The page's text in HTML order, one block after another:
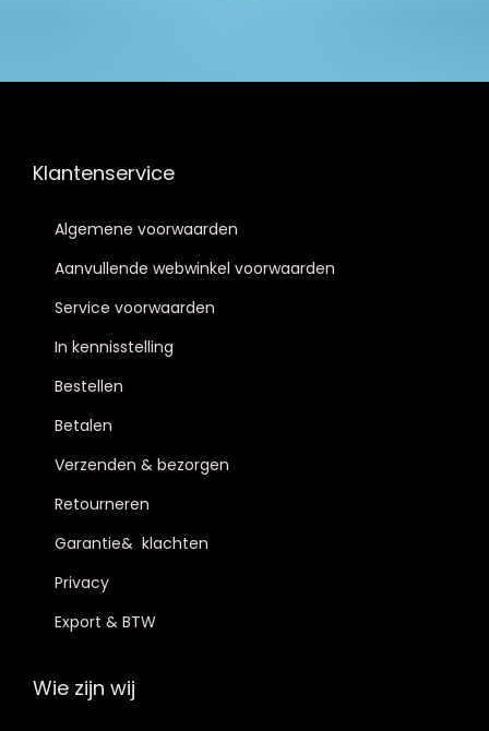
Klantenservice
Algemene voorwaarden
Aanvullende webwinkel voorwaarden
Service voorwaarden
In kennisstelling
Bestellen
Betalen
Verzenden & bezorgen
Retourneren
Garantie& klachten
Privacy
Export & BTW
Wie zijn wij